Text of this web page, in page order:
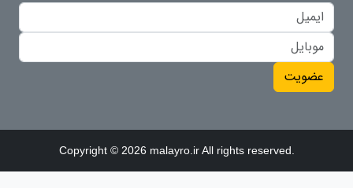
عضویت
Copyright © 2026 malayro.ir All rights reserved.